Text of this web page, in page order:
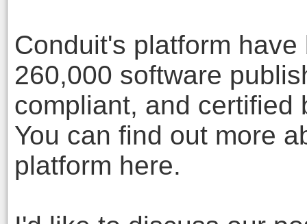
Conduit's platform
260,000 software
compliant, and certified
You can find out more
platform here.